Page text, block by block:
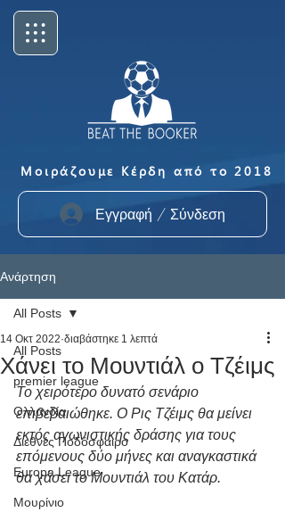
Μοιράζουμε Κέρδη από το 2018
Εγγραφή / Σύνδεση
Ανάρτηση
All Posts
premier league
Ολλανδία
Διεθνές Ποδόσφαιρο
Europa League
Μουρίνιο
All Posts
Χάνει το Μουντιάλ ο Τζέιμς
14 Οκτ 2022 διαβάστηκε 1 λεπτά
Το χειρότερο δυνατό σενάριο
επιβεβαιώθηκε. Ο Ρις Τζέιμς θα μείνει
εκτός αγωνιστικής δράσης για τους
επόμενους δύο μήνες και αναγκαστικά
θα χάσει το Μουντιάλ του Κατάρ.